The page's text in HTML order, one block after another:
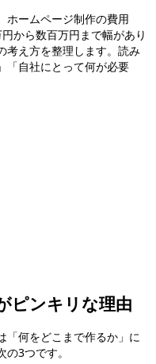
ホームページ制作の費用
から数百万円まで幅があり
考え方を整理します。読み
「自社にとって何が必要
ピンキリな理由
「何をどこまで作るか」に
3つです。